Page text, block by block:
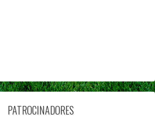
PATROCINADORES